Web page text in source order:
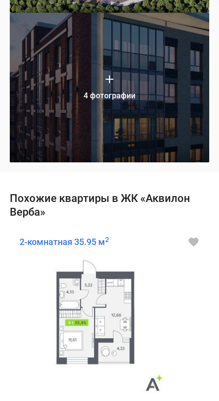
4 фотографии
Похожие квартиры в ЖК «Аквилон
Верба»
2-комнатная 35.95 м2